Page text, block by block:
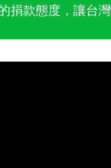
捐款態度，讓台